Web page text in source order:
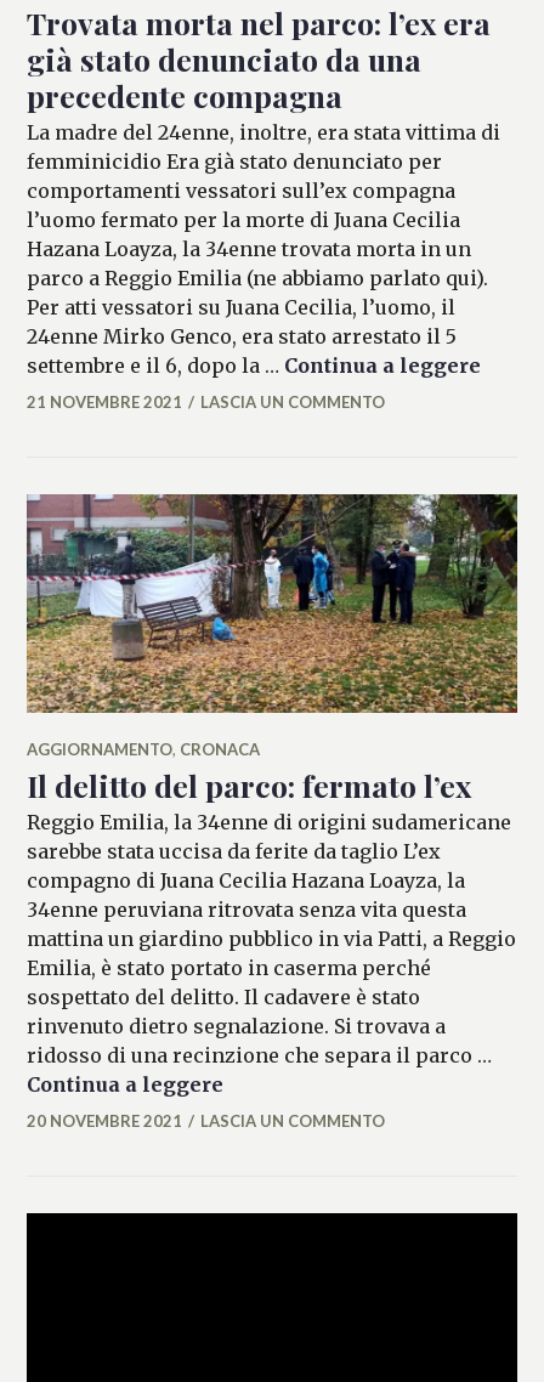
Trovata morta nel parco: l’ex era
già stato denunciato da una
precedente compagna
La madre del 24enne, inoltre, era stata vittima di
femminicidio Era già stato denunciato per
comportamenti vessatori sull’ex compagna
l’uomo fermato per la morte di Juana Cecilia
Hazana Loayza, la 34enne trovata morta in un
parco a Reggio Emilia (ne abbiamo parlato qui).
Per atti vessatori su Juana Cecilia, l’uomo, il
24enne Mirko Genco, era stato arrestato il 5
settembre e il 6, dopo la … Continua a leggere
ALESSIA
21 NOVEMBRE 2021 LASCIA UN COMMENTO
AGGIORNAMENTO, CRONACA
Il delitto del parco: fermato l’ex
Reggio Emilia, la 34enne di origini sudamericane
sarebbe stata uccisa da ferite da taglio L’ex
compagno di Juana Cecilia Hazana Loayza, la
34enne peruviana ritrovata senza vita questa
mattina un giardino pubblico in via Patti, a Reggio
Emilia, è stato portato in caserma perché
sospettato del delitto. Il cadavere è stato
rinvenuto dietro segnalazione. Si trovava a
ridosso di una recinzione che separa il parco …
Continua a leggere
ALESSIA
20 NOVEMBRE 2021 LASCIA UN COMMENTO